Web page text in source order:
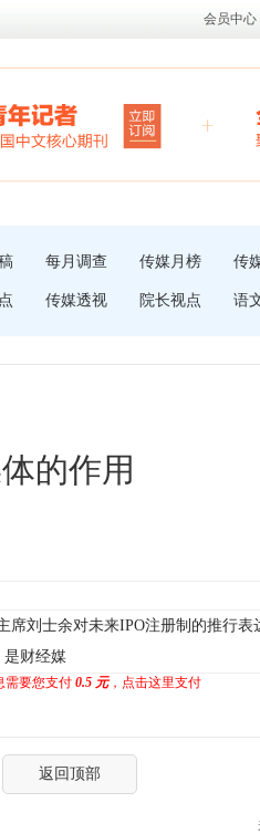
会员中心
每月调查 传媒月榜 传
传媒透视 院长视点 语
的作用
士余对未来IPO注册制的推行表
是财经媒
需要您支付 0.5 元，点击这里支付
返回顶部